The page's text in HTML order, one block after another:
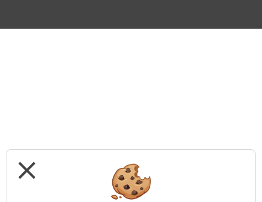
close